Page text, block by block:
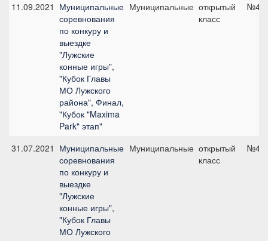
11.09.2021 Муниципальные
соревнования
по конкуру и
выездке
"Лужские
конные игры",
"Кубок Главы
МО Лужского
района", Финал,
"Кубок "Maxima
Park" этап"
Муниципальные открытый
класс
31.07.2021 Муниципальные
соревнования
по конкуру и
выездке
"Лужские
конные игры",
"Кубок Главы
МО Лужского
Муниципальные открытый
класс